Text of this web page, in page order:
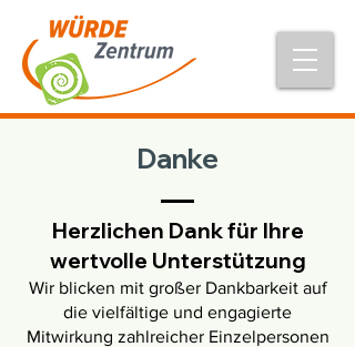
Danke
Herzlichen Dank für Ihre
wertvolle Unterstützung
Wir blicken mit großer Dankbarkeit auf
die vielfältige und engagierte
Mitwirkung zahlreicher Einzelpersonen